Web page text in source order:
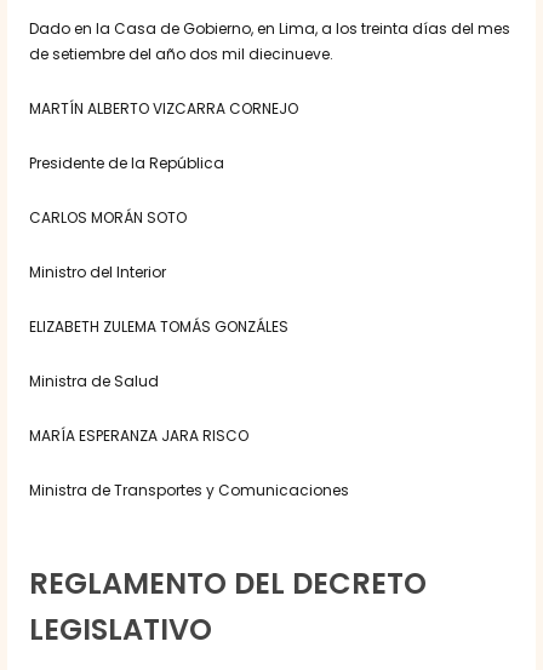
Dado en la Casa de Gobierno, en Lima, a los treinta días del mes
de setiembre del año dos mil diecinueve.
MARTÍN ALBERTO VIZCARRA CORNEJO
Presidente de la República
CARLOS MORÁN SOTO
Ministro del Interior
ELIZABETH ZULEMA TOMÁS GONZÁLES
Ministra de Salud
MARÍA ESPERANZA JARA RISCO
Ministra de Transportes y Comunicaciones
REGLAMENTO DEL DECRETO
LEGISLATIVO